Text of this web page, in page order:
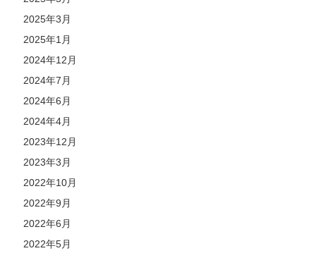
2025年3月
2025年1月
2024年12月
2024年7月
2024年6月
2024年4月
2023年12月
2023年3月
2022年10月
2022年9月
2022年6月
2022年5月